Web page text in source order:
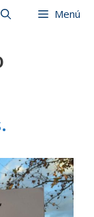
Menú